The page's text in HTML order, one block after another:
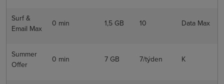
Surf &
Email Max
0 min 1,5 GB 10 Data Max
Summer
Offer
0 min 7 GB 7/týden K